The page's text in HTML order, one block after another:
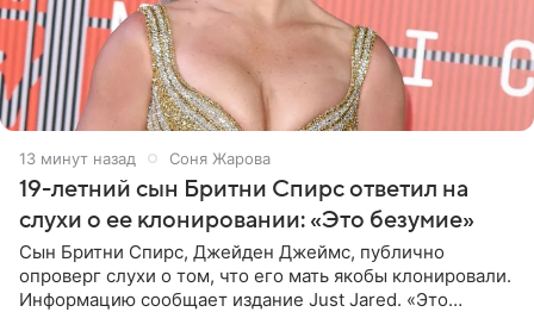
13 минут назад Соня Жарова
19-летний сын Бритни Спирс ответил на
слухи о ее клонировании: «Это безумие»
Сын Бритни Спирс, Джейден Джеймс, публично
опроверг слухи о том, что его мать якобы клонировали.
Информацию сообщает издание Just Jared. «Это